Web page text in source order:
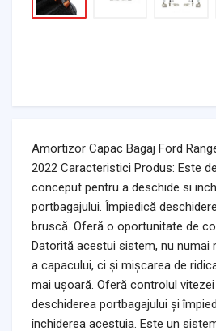
Amortizor Capac Bagaj Ford
2022 Caracteristici Produs: Este
conceput pentru a deschide si
portbagajului. Împiedică
bruscă. Oferă o oportunitate de
Datorită acestui sistem, nu numai
a capacului, ci și mișcarea de
mai ușoară. Oferă controlul
deschiderea portbagajului și
închiderea acestuia. Este un